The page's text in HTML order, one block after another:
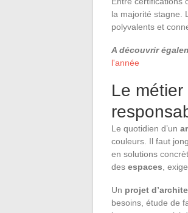
la majorité stagne.
polyvalents et
A découvrir
l'année
Le métier
Le quotidien d’un
couleurs. Il faut
en solutions
des espaces ,
Un projet
besoins, étude de